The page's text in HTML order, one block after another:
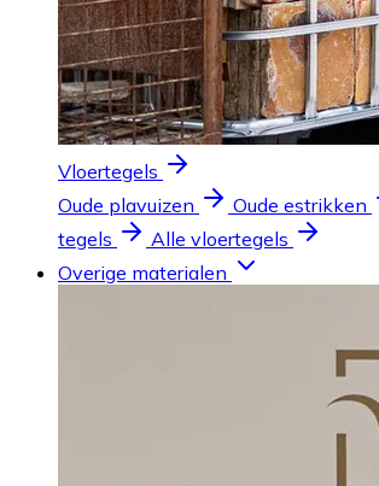
Vloertegels
Oude plavuizen
Oude estrikken
tegels
Alle vloertegels
Overige materialen